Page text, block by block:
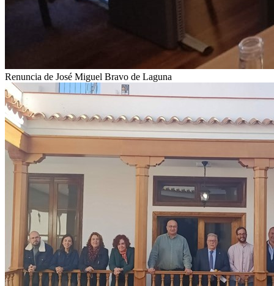
Renuncia de José Miguel Bravo de Laguna